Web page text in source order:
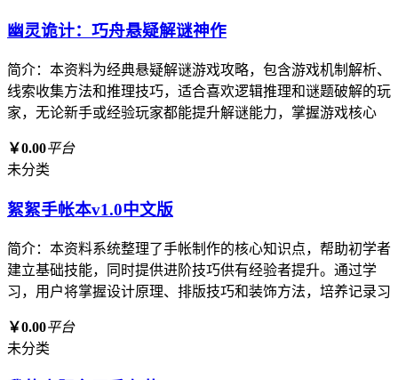
幽灵诡计：巧舟悬疑解谜神作
简介：本资料为经典悬疑解谜游戏攻略，包含游戏机制解析、
线索收集方法和推理技巧，适合喜欢逻辑推理和谜题破解的玩
家，无论新手或经验玩家都能提升解谜能力，掌握游戏核心
￥0.00平台
未分类
絮絮手帐本v1.0中文版
简介：本资料系统整理了手帐制作的核心知识点，帮助初学者
建立基础技能，同时提供进阶技巧供有经验者提升。通过学
习，用户将掌握设计原理、排版技巧和装饰方法，培养记录习
￥0.00平台
未分类